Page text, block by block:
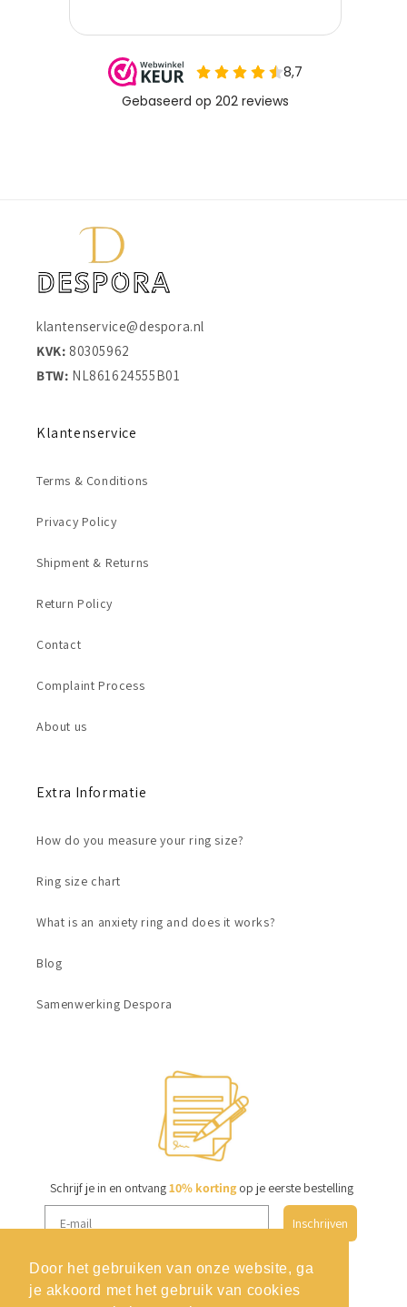
Door het gebruiken van onze website, ga
je akkoord met het gebruik van cookies
klantenservice@despora.nl
KVK: 80305962
BTW: NL861624555B01
Klantenservice
Terms & Conditions
Privacy Policy
Shipment & Returns
Return Policy
Contact
Complaint Process
About us
Extra Informatie
How do you measure your ring size?
Ring size chart
What is an anxiety ring and does it works?
Blog
Samenwerking Despora
Schrijf je in en ontvang10% korting op je eerste bestelling
Inschrijven